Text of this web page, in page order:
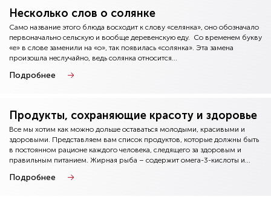
Несколько слов о солянке
Само название этого блюда восходит к слову «селянка», оно обозначало
первоначально сельскую и вообще деревенскую еду. Со временем букву
«е» в слове заменили на «о», так появилась «солянка». Эта замена
произошла неслучайно, ведь солянка относится...
Подробнее
Продукты, сохраняющие красоту и здоровье
Все мы хотим как можно дольше оставаться молодыми, красивыми и
здоровыми. Представляем вам список продуктов, которые должны быть
в постоянном рационе каждого человека, следящего за здоровым и
правильным питанием. Жирная рыба – содержит омега-3-кислоты и...
Подробнее